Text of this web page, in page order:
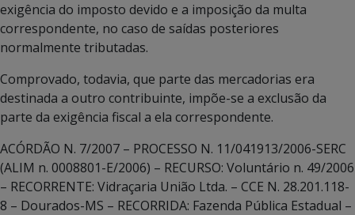
exigência do imposto devido e a imposição da multa
correspondente, no caso de saídas posteriores
normalmente tributadas.
Comprovado, todavia, que parte das mercadorias era
destinada a outro contribuinte, impõe-se a exclusão da
parte da exigência fiscal a ela correspondente.
ACÓRDÃO N. 7/2007 – PROCESSO N. 11/041913/2006-SERC
(ALIM n. 0008801-E/2006) – RECURSO: Voluntário n. 49/2006
– RECORRENTE: Vidraçaria União Ltda. – CCE N. 28.201.118-
8 – Dourados-MS – RECORRIDA: Fazenda Pública Estadual –